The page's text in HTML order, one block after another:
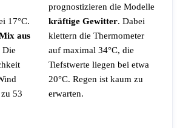
17°C.
aus
Die
53
prognostizieren die Modelle
kräftige Gewitter. Dabei
klettern die Thermometer
auf maximal 34°C, die
Tiefstwerte liegen bei etwa
20°C. Regen ist kaum zu
erwarten.